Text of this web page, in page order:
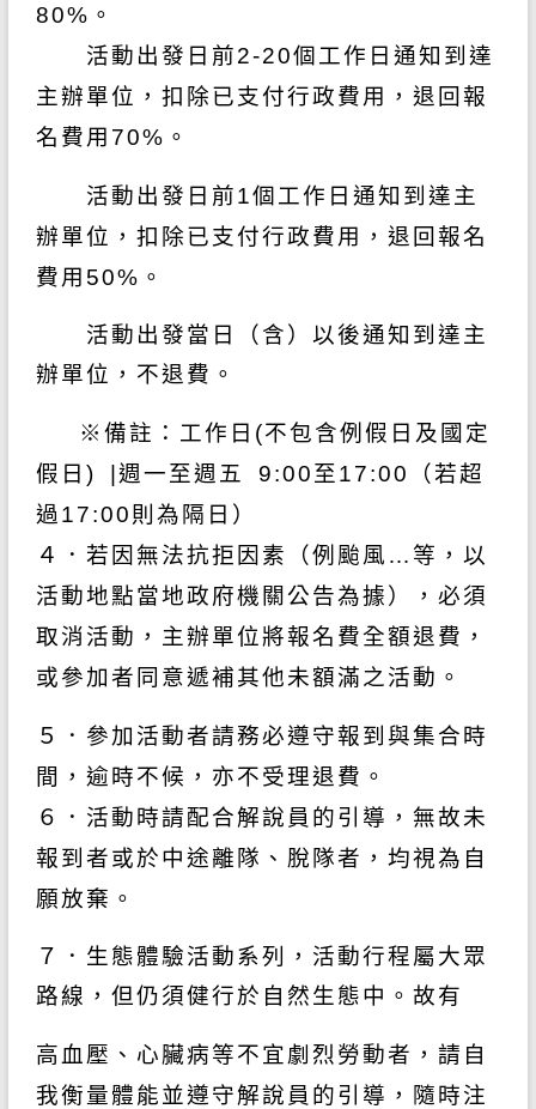
80%。
活動出發日前2-20個工作日通知到達
主辦單位，扣除已支付行政費用，退回報
名 費用70%。
活動出發日前1個工作日通知到達主
辦單位，扣除已支付行政費用，退回報名
費用50%。
活動出發當日（含）以後通知到達主
辦單位，不退費。
※備註：工作日(不包含例假日及國定
假日) |週一至週五 9:00至17:00（若超
過17:00則為隔日）
４．若因無法抗拒因素（例颱風…等，以
活動地點當地政府機關公告為據），必須
取消活動，主辦單位將報名費全額退費，
或參加者同意遞補其他未額滿之活動。
５．參加活動者請務必遵守報到與集合時
間，逾時不候，亦不受理退費。
６．活動時請配合解說員的引導，無故未
報到者或於中途離隊、脫隊者，均視為自
願放棄。
７．生態體驗活動系列，活動行程屬大眾
路線，但仍須健行於自然生態中。故有
高血壓、心臟病等不宜劇烈勞動者，請自
我衡量體能並遵守解說員的引導，隨時注